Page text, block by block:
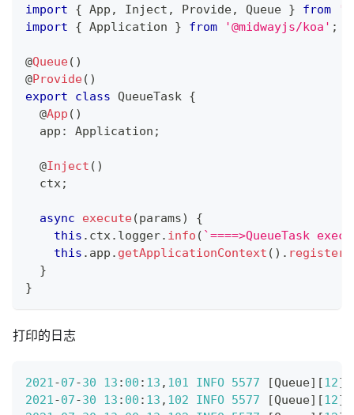
import { App , Inject , Provide, Queue } from
import
{ Application } from '@midwayjs/koa' ;
@Queue( )
@Provide( )
export
class QueueTask
{
@App ( )
  app
: Application ;
@Inject ( )
  ctx
;
async execute(params)
{
this . ctx . logger. info ( `====>QueueTask
this . app . getApplicationContext ( ) .
}
}
打印的日志
2021 -07-30 13 : 00 : 13 , 101 INFO 5577 [Queue] [12]
2021 -07-30 13 : 00 : 13 , 102 INFO 5577 [Queue] [12]